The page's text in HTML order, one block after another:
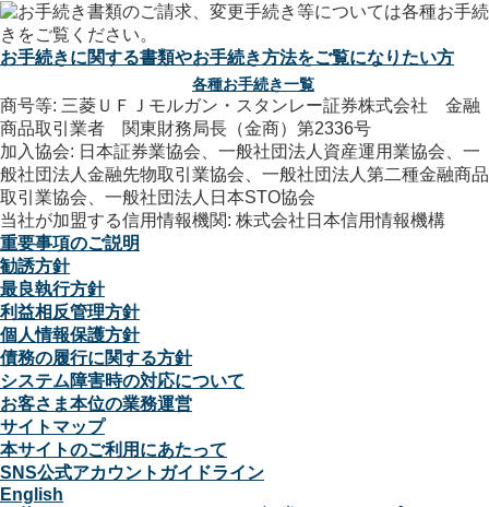
お手続きに関する書類やお手続き方法をご覧になりたい方
各種お手続き一覧
商号等: 三菱ＵＦＪモルガン・スタンレー証券株式会社 金融
商品取引業者 関東財務局長（金商）第2336号
加入協会: 日本証券業協会、一般社団法人資産運用業協会、一
般社団法人金融先物取引業協会、一般社団法人第二種金融商品
取引業協会、一般社団法人日本STO協会
当社が加盟する信用情報機関: 株式会社日本信用情報機構
重要事項のご説明
勧誘方針
最良執行方針
利益相反管理方針
個人情報保護方針
債務の履行に関する方針
システム障害時の対応について
お客さま本位の業務運営
サイトマップ
本サイトのご利用にあたって
SNS公式アカウントガイドライン
English